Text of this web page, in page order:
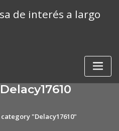
de interés a largo
"Delacy17610"